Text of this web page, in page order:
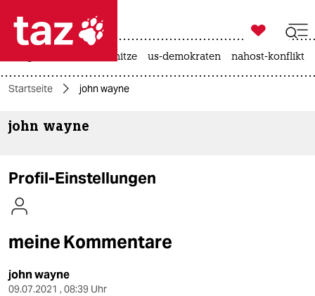
 taz zahl ich
taz zahl ich
themen
kultur
sport

taz zahl ich
hitze us-demokraten nahost-konflikt
Startseite john wayne
john wayne
Profil-Einstellungen
meine Kommentare
john wayne
09.07.2021 , 08:39 Uhr